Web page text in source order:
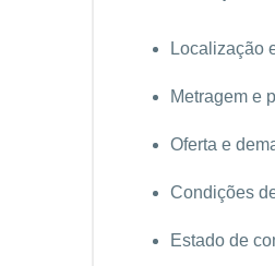
Localização
Metragem e
Oferta e
Condições
Estado de